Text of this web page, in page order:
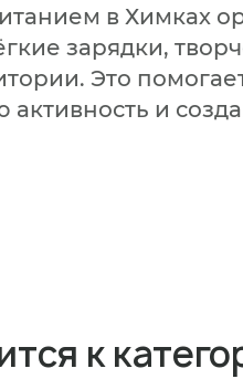
в Химках
зарядки,
Это
и
к